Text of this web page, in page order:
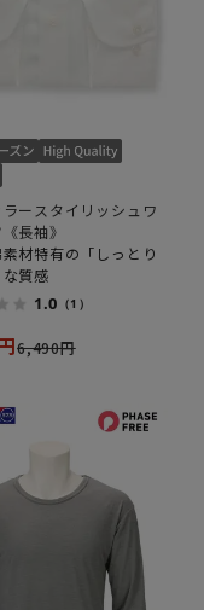
ラースタイリッシュワ
長袖》
素材特有の「しっとり
質感
1.0 （1）
6,490円